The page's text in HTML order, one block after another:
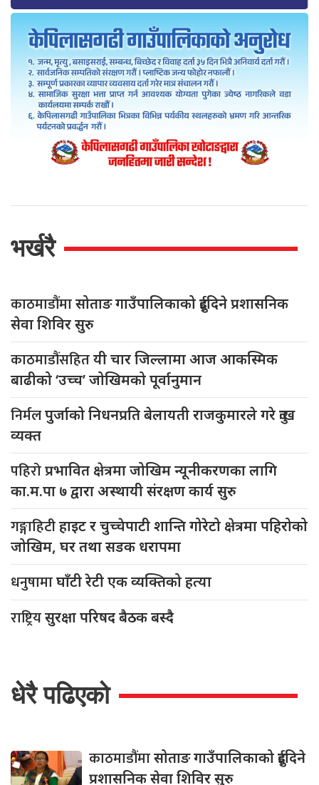
भर्खरै
काठमाडौंमासोताङ गाउँपालिकाको दुईदिने प्रशासनिक
सेवा शिविर सुरु
काठमाडौंसहितयी चार जिल्लामा आज आकस्मिक
बाढीको ‘उच्च’ जोखिमको पूर्वानुमान
निर्मलपुर्जाको निधनप्रति बेलायती राजकुमारले गरे दुःख
व्यक्त
पहिरोप्रभावित क्षेत्रमा जोखिम न्यूनीकरणका लागि
का.म.पा ७ द्वारा अस्थायी संरक्षण कार्य सुरु
गङ्गाहिटीहाइट र चुच्चेपाटी शान्ति गोरेटो क्षेत्रमा पहिरोको
जोखिम, घर तथा सडक धरापमा
धनुषामाघाँटी रेटी एक व्यक्तिको हत्या
राष्ट्रियसुरक्षा परिषद बैठक बस्दै
धेरै पढिएको
काठमाडौंमासोताङ गाउँपालिकाको दुईदिने
प्रशासनिक सेवा शिविर सुरु